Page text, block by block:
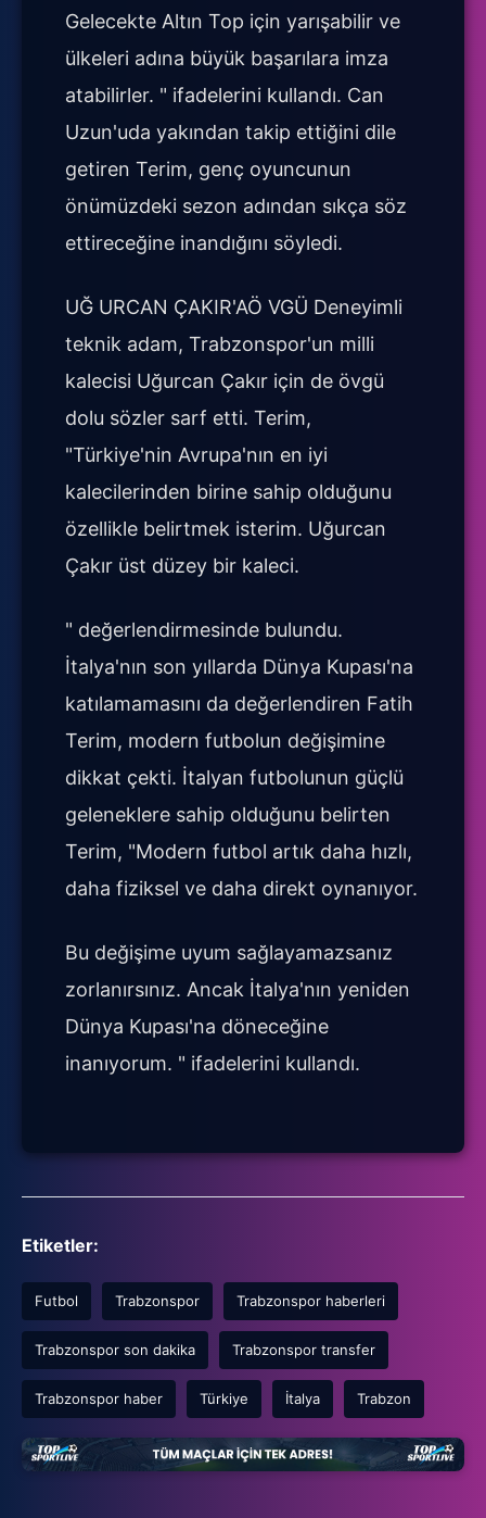
Gelecekte Altın Top için yarışabilir ve
ülkeleri adına büyük başarılara imza
atabilirler. " ifadelerini kullandı. Can
Uzun'uda yakından takip ettiğini dile
getiren Terim, genç oyuncunun
önümüzdeki sezon adından sıkça söz
ettireceğine inandığını söyledi.
UĞ URCAN ÇAKIR'AÖ VGÜ Deneyimli
teknik adam, Trabzonspor'un milli
kalecisi Uğurcan Çakır için de övgü
dolu sözler sarf etti. Terim,
"Türkiye'nin Avrupa'nın en iyi
kalecilerinden birine sahip olduğunu
özellikle belirtmek isterim. Uğurcan
Çakır üst düzey bir kaleci.
" değerlendirmesinde bulundu.
İtalya'nın son yıllarda Dünya Kupası'na
katılamamasını da değerlendiren Fatih
Terim, modern futbolun değişimine
dikkat çekti. İtalyan futbolunun güçlü
geleneklere sahip olduğunu belirten
Terim, "Modern futbol artık daha hızlı,
daha fiziksel ve daha direkt oynanıyor.
Bu değişime uyum sağlayamazsanız
zorlanırsınız. Ancak İtalya'nın yeniden
Dünya Kupası'na döneceğine
inanıyorum. " ifadelerini kullandı.
Etiketler:
Futbol Trabzonspor Trabzonspor haberleri
Trabzonspor son dakika Trabzonspor transfer
Trabzonspor haber Türkiye İtalya Trabzon